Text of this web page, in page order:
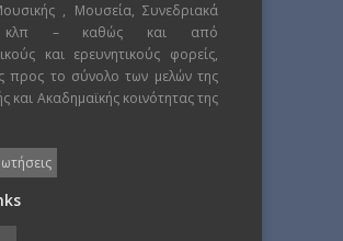
, Μουσεία, Συνεδριακά
κλπ – καθώς και από
και ερευνητικούς φορείς,
προς το σύνολο των μελών της
και Ακαδημαϊκής κοινότητας της